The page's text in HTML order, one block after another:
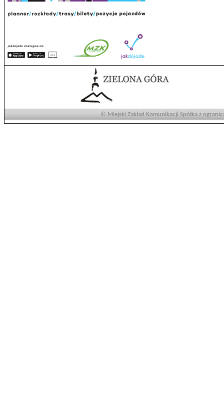
© Miejski Zakład Komunikacji Spółka z